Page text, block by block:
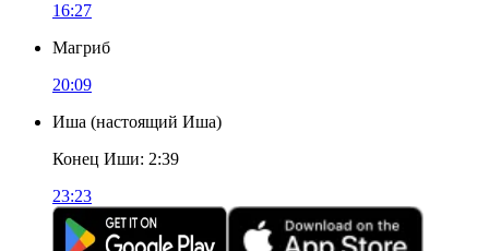
16:27
Магриб
20:09
Иша (настоящий Иша)
Конец Иши: 2:39
23:23